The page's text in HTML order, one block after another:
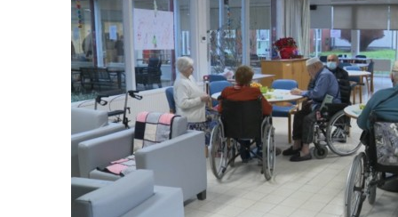
10 août 2026Consulter l'article "Chaleur : 95% des
La 718e plantation du Meyboom
célébrée sous les vivats à Bruxelles